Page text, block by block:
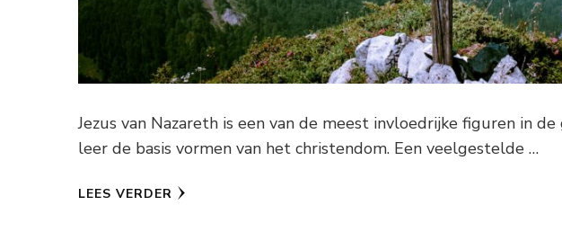
Jezus van Nazareth is een van de meest invloedrijke figuren in
leer de basis vormen van het christendom. Een veelgestelde …
LEES VERDER